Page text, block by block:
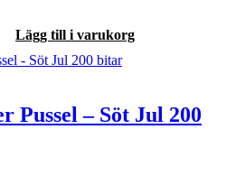
Lägg till i varukorg
Pussel – Söt Jul 200